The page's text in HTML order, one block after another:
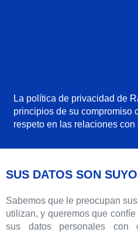
La política de privacidad de
principios de su compromiso
respeto en las relaciones con
SUS DATOS SON
Sabemos que le preocupan
utilizan, y queremos que
sus datos personales con